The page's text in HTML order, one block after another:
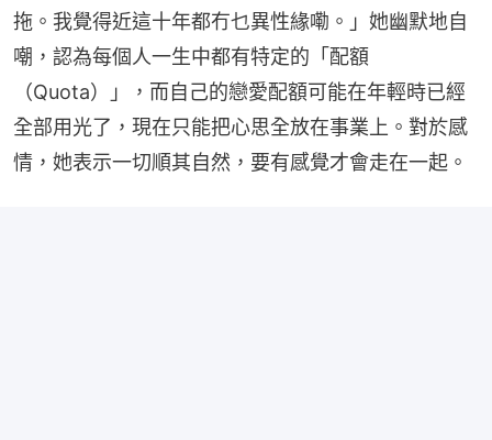
拖。我覺得近這十年都冇乜異性緣嘞。」她幽默地自
嘲，認為每個人一生中都有特定的「配額
（Quota）」，而自己的戀愛配額可能在年輕時已經
全部用光了，現在只能把心思全放在事業上。對於感
情，她表示一切順其自然，要有感覺才會走在一起。